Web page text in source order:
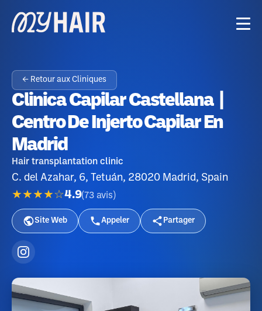
← Retour aux Cliniques
Clinica Capilar Castellana |
Centro De Injerto Capilar En
Madrid
Hair transplantation clinic
C. del Azahar, 6, Tetuán, 28020 Madrid, Spain
★★★★☆4.9(73 avis )
Site Web Appeler Partager